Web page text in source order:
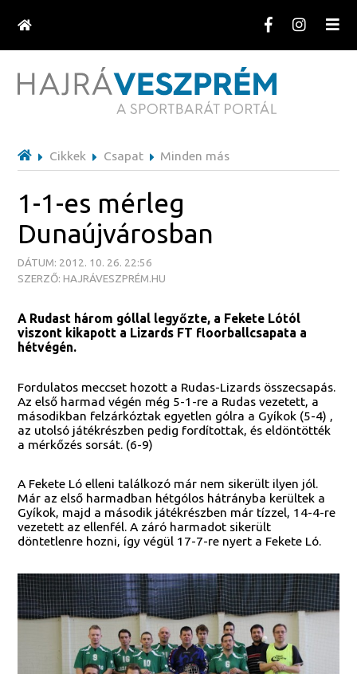
Cikkek Csapat Minden más
1-1-es mérleg
Dunaújvárosban
DÁTUM: 2012. 10. 26. 22:56
SZERZŐ: HAJRÁVESZPRÉM.HU
A Rudast három góllal legyőzte, a Fekete Lótól
viszont kikapott a Lizards FT floorballcsapata a
hétvégén.
Fordulatos meccset hozott a Rudas-Lizards összecsapás.
Az első harmad végén még 5-1-re a Rudas vezetett, a
másodikban felzárkóztak egyetlen gólra a Gyíkok (5-4) ,
az utolsó játékrészben pedig fordítottak, és eldöntötték
a mérkőzés sorsát. (6-9)
A Fekete Ló elleni találkozó már nem sikerült ilyen jól.
Már az első harmadban hétgólos hátrányba kerültek a
Gyíkok, majd a második játékrészben már tízzel, 14-4-re
vezetett az ellenfél. A záró harmadot sikerült
döntetlenre hozni, így végül 17-7-re nyert a Fekete Ló.